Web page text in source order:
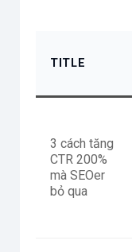
TITLE
3 cách tăng
CTR 200%
mà SEOer
bỏ qua